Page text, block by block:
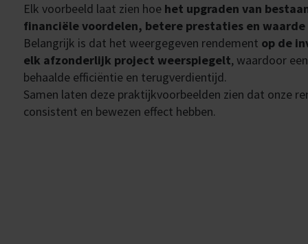
Elk voorbeeld laat zien hoe het upgraden van
financiële voordelen, betere prestaties en
Belangrijk is dat het weergegeven rendement op de
elk afzonderlijk project weerspiegelt, waardoor
behaalde efficiëntie en terugverdientijd.
Samen laten deze praktijkvoorbeelden zien dat onze
consistent en bewezen effect hebben.